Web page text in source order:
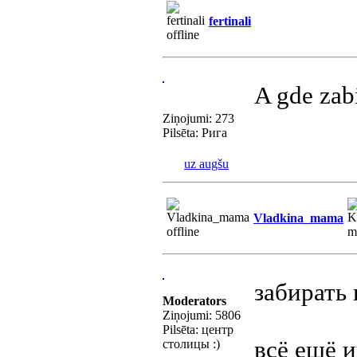
fertinali
Ziņojumi: 273
Pilsēta: Рига
A gde
uz augšu
Vladkina_mama
Moderators
Ziņojumi: 5806
Pilsēta: центр
столицы :)
всё ещё